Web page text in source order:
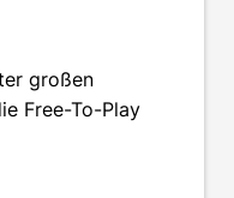
großen
Free-To-Play